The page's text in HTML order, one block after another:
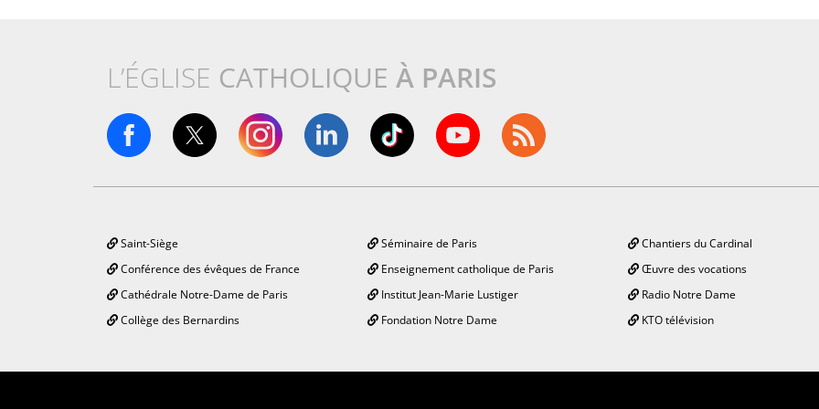
L’ÉGLISE CATHOLIQUE À PARIS
Saint-Siège
Conférence des évêques de France
Cathédrale Notre-Dame de Paris
Collège des Bernardins
Séminaire de Paris
Enseignement catholique de Paris
Institut Jean-Marie Lustiger
Fondation Notre Dame
Chantiers du Cardinal
Œuvre des vocations
Radio Notre Dame
KTO télévision